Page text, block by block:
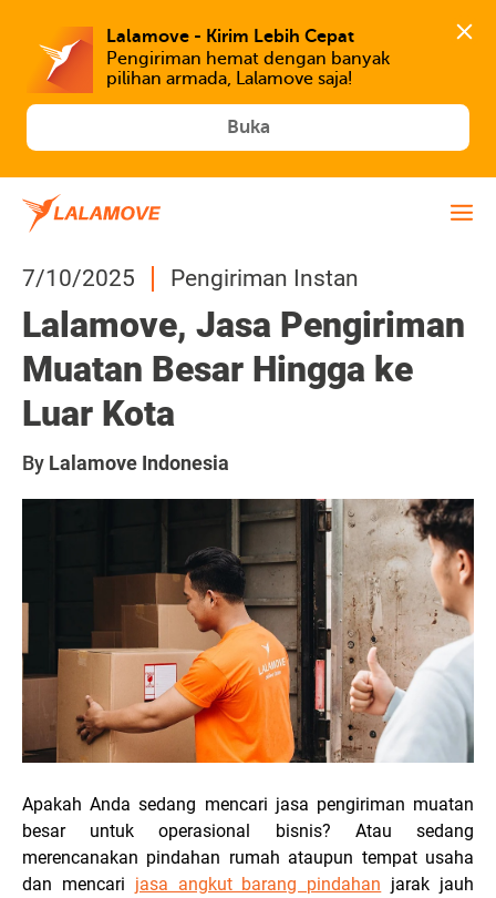
Lalamove - Kirim Lebih Cepat
Pengiriman hemat dengan banyak
Buka
7/10/2025 Pengiriman Instan
Lalamove, Jasa Pengiriman
Muatan Besar Hingga ke
Luar Kota
By Lalamove Indonesia
Apakah Anda sedang mencari jasa pengiriman muatan
besar untuk operasional bisnis? Atau sedang
merencanakan pindahan rumah ataupun tempat usaha
dan mencari jasa angkut barang pindahan jarak jauh